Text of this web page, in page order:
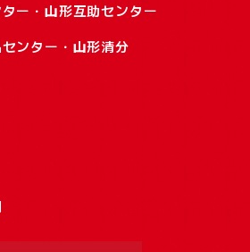
ー・山形互助センター
ンター・山形清分